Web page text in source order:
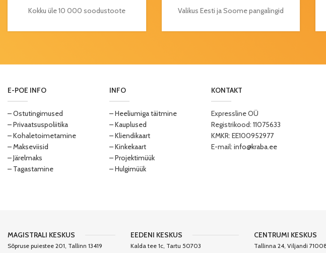
Kokku üle 10 000 soodustoote Valikus Eesti ja Soome pangalingid
E-POE INFO
– Ostutingimused
– Privaatsuspoliitika
– Kohaletoimetamine
– Makseviisid
– Järelmaks
– Tagastamine
INFO
– Heeliumiga täitmine
– Kauplused
– Kliendikaart
– Kinkekaart
– Projektimüük
– Hulgimüük
KONTAKT
Expressline OÜ
Registrikood: 11075633
KMKR: EE100952977
E-mail: info@kraba.ee
MAGISTRALI KESKUS
Sõpruse puiestee 201, Tallinn 13419
EEDENI KESKUS
Kalda tee 1c, Tartu 50703
CENTRUMI KESKUS
Tallinna 24, Viljandi